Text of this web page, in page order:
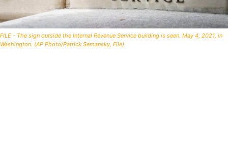
FILE - The sign outside the Internal Revenue Service building is seen. May 4, 2021, in
Washington. (AP Photo/Patrick Semansky, File)